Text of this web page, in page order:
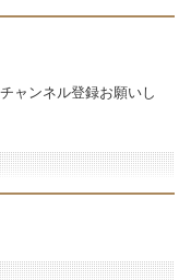
ャンネル登録お願いし